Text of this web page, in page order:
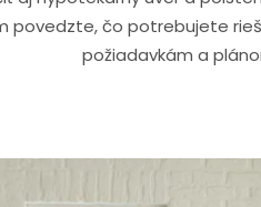
povedzte, čo potrebujete
požiadavkám a